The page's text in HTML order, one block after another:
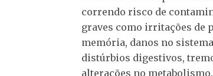
correndo risco de
graves como irritações de
memória, danos no
distúrbios digestivos,
alterações no metabolismo.